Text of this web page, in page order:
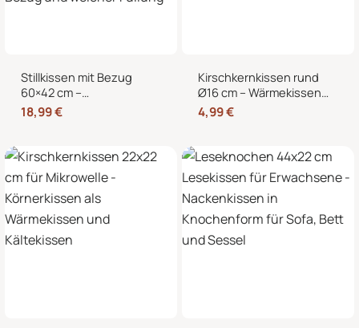
Stillkissen mit Bezug
60×42 cm –
Schwangerschaftskissen
& Seitenschläferkissen
waschbarem Bezug und
weicher Füllung
18,99€
Kirschkernkissen rund
Ø16 cm – Wärmekissen
und Kältekissen mit 100
% Kirschkernen für
Hände
4,99€